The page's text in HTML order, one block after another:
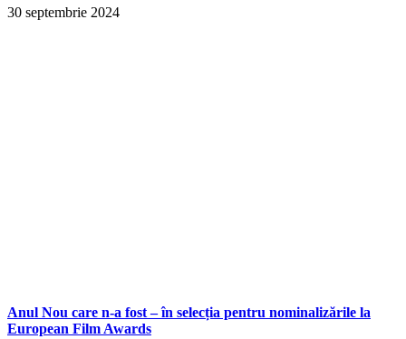
30 septembrie 2024
Anul Nou care n-a fost – în selecția pentru nominalizările la
European Film Awards